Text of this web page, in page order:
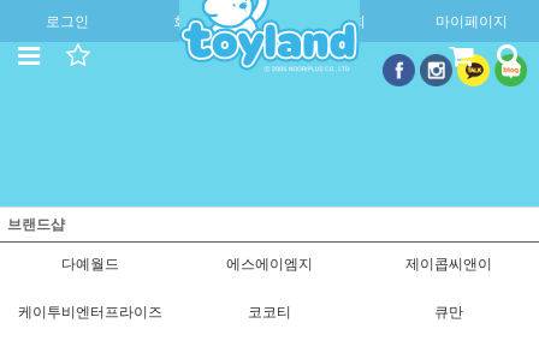
로그인 회원가입 주문조회 마이페이지
브랜드샵
다예월드 에스에이엠지 제이콥씨앤이
케이투비엔터프라이즈 코코티 큐만